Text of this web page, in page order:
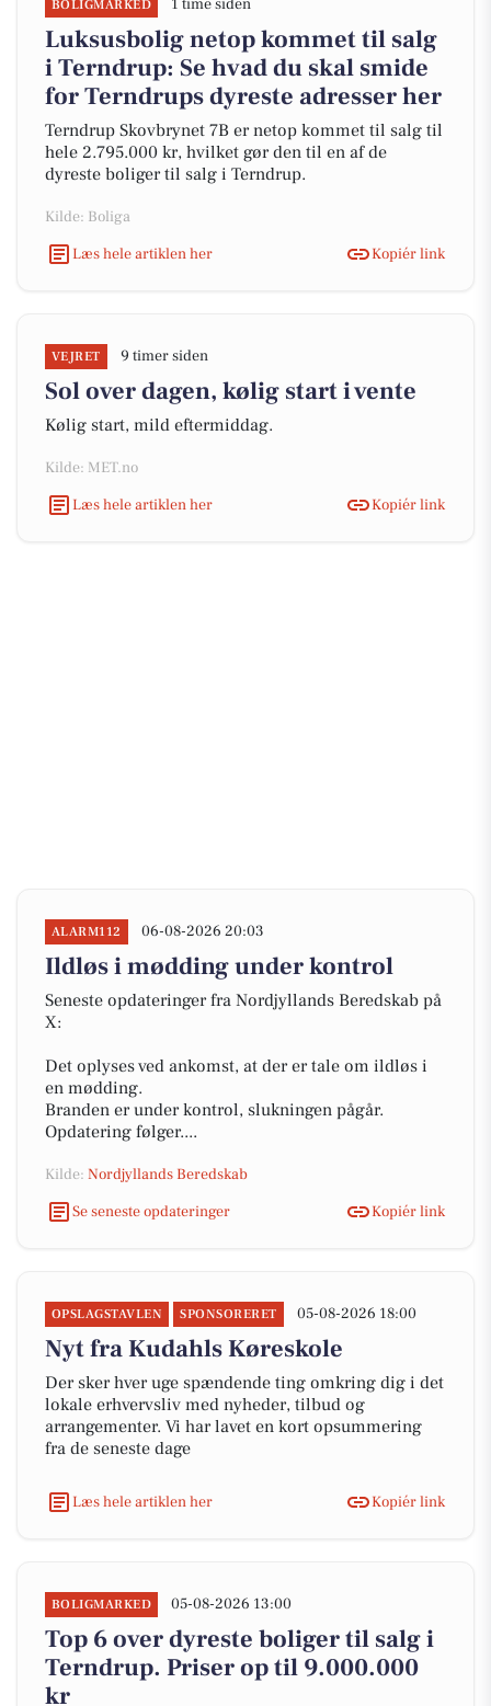
BOLIGMARKED 1 time siden
Luksusbolig netop kommet til salg
i Terndrup: Se hvad du skal smide
for Terndrups dyreste adresser her
Terndrup Skovbrynet 7B er netop kommet til salg til
hele 2.795.000 kr, hvilket gør den til en af de
dyreste boliger til salg i Terndrup.
Kilde: Boliga
Læs hele artiklen her
Kopiér link
VEJRET 9 timer siden
Sol over dagen, kølig start i vente
Kølig start, mild eftermiddag.
Kilde: MET.no
Læs hele artiklen her
Kopiér link
ALARM112 06-08-2026 20:03
Ildløs i mødding under kontrol
Seneste opdateringer fra Nordjyllands Beredskab på
X:
Det oplyses ved ankomst, at der er tale om ildløs i
en mødding.
Branden er under kontrol, slukningen pågår.
Opdatering følger....
Kilde: Nordjyllands Beredskab
Se seneste opdateringer
Kopiér link
OPSLAGSTAVLEN SPONSORERET 05-08-2026 18:00
Nyt fra Kudahls Køreskole
Der sker hver uge spændende ting omkring dig i det
lokale erhvervsliv med nyheder, tilbud og
arrangementer. Vi har lavet en kort opsummering
fra de seneste dage
Læs hele artiklen her Kopiér link
BOLIGMARKED 05-08-2026 13:00
Top 6 over dyreste boliger til salg i
Terndrup. Priser op til 9.000.000
kr